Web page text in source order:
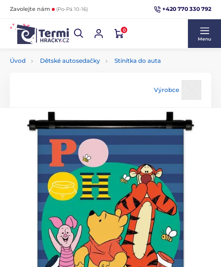
Zavolejte nám (Po-Pá 10-16) +420 770 330 792
0
Menu
Úvod Dětské autosedačky Stínítka do auta
Výrobce